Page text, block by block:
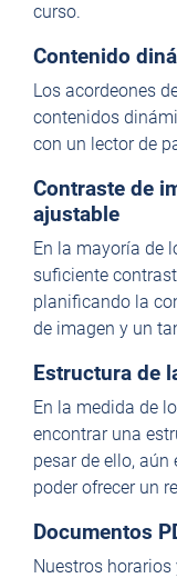
curso.
Contenido
Los acordeones
contenidos
con un lector de
Contraste de
ajustable
En la mayoría de
suficiente
planificando la
de imagen y un
Estructura de
En la medida de
encontrar una
pesar de ello,
poder ofrecer un
Documentos
Nuestros